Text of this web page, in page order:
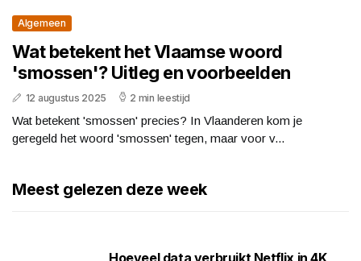
Algemeen
Wat betekent het Vlaamse woord
'smossen'? Uitleg en voorbeelden
12 augustus 2025 2 min leestijd
Wat betekent 'smossen' precies? In Vlaanderen kom je
geregeld het woord 'smossen' tegen, maar voor v...
Meest gelezen deze week
Hoeveel data verbruikt Netflix in 4K